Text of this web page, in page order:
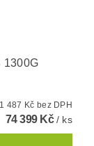
1300G
61 487 Kč bez DPH
74 399 Kč/ ks